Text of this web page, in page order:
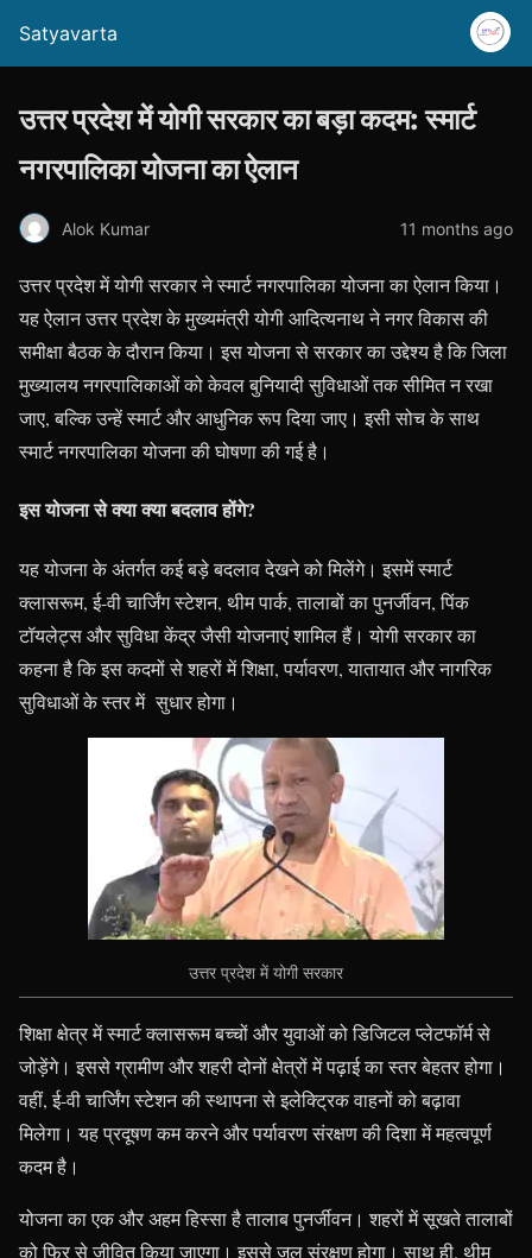
Satyavarta
उत्तर प्रदेश में योगी सरकार का बड़ा कदम: स्मार्ट
नगरपालिका योजना का ऐलान
Alok Kumar 11 months ago
उत्तर प्रदेश में योगी सरकार ने स्मार्ट नगरपालिका योजना का ऐलान किया।
यह ऐलान उत्तर प्रदेश के मुख्यमंत्री योगी आदित्यनाथ ने नगर विकास की
समीक्षा बैठक के दौरान किया। इस योजना से सरकार का उद्देश्य है कि जिला
मुख्यालय नगरपालिकाओं को केवल बुनियादी सुविधाओं तक सीमित न रखा
जाए, बल्कि उन्हें स्मार्ट और आधुनिक रूप दिया जाए। इसी सोच के साथ
स्मार्ट नगरपालिका योजना की घोषणा की गई है।
इस योजना से क्या क्या बदलाव होंगे?
यह योजना के अंतर्गत कई बड़े बदलाव देखने को मिलेंगे। इसमें स्मार्ट
क्लासरूम, ई-वी चार्जिंग स्टेशन, थीम पार्क, तालाबों का पुनर्जीवन, पिंक
टॉयलेट्स और सुविधा केंद्र जैसी योजनाएं शामिल हैं। योगी सरकार का
कहना है कि इस कदमों से शहरों में शिक्षा, पर्यावरण, यातायात और नागरिक
सुविधाओं के स्तर में सुधार होगा।
उत्तर प्रदेश में योगी सरकार
शिक्षा क्षेत्र में स्मार्ट क्लासरूम बच्चों और युवाओं को डिजिटल प्लेटफॉर्म से
जोड़ेंगे। इससे ग्रामीण और शहरी दोनों क्षेत्रों में पढ़ाई का स्तर बेहतर होगा।
वहीं, ई-वी चार्जिंग स्टेशन की स्थापना से इलेक्ट्रिक वाहनों को बढ़ावा
मिलेगा। यह प्रदूषण कम करने और पर्यावरण संरक्षण की दिशा में महत्वपूर्ण
कदम है।
योजना का एक और अहम हिस्सा है तालाब पुनर्जीवन। शहरों में सूखते तालाबों
को फिर से जीवित किया जाएगा। इससे जल संरक्षण होगा। साथ ही, थीम